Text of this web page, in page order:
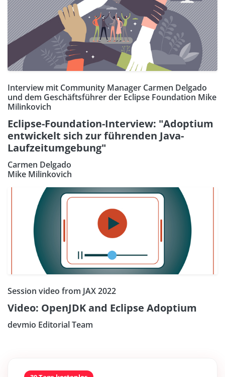
Interview mit Community Manager Carmen Delgado
und dem Geschäftsführer der Eclipse Foundation Mike
Milinkovich
Eclipse-Foundation-Interview: "Adoptium
entwickelt sich zur führenden Java-
Laufzeitumgebung"
Carmen Delgado
Mike Milinkovich
Session video from JAX 2022
Video: OpenJDK and Eclipse Adoptium
devmio Editorial Team